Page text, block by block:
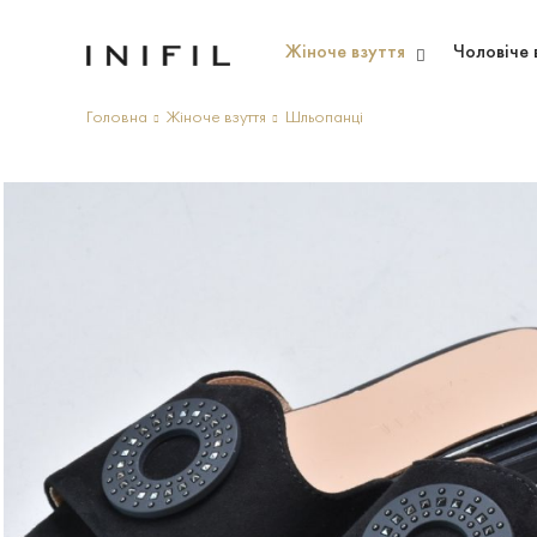
Жіноче взуття Чоловіче
Головна Жіноче взуття Шльопанці